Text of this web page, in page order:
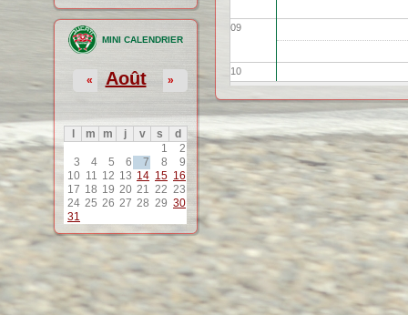
MINI CALENDRIER
Août
« »
m m j v s
d
1
2
3
4 5 6 7 8
9
10 11 12 13 14 15 16
17 18 19 20 21 22 23
24 25 26 27 28 29 30
31
09
10
11
12
13
15